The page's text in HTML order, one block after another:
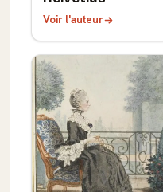
Voir l'auteur